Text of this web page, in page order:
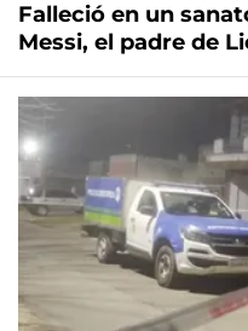
Falleció en un
Messi, el padre de